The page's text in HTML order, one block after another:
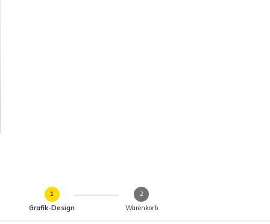
Grafik-Design Warenkorb